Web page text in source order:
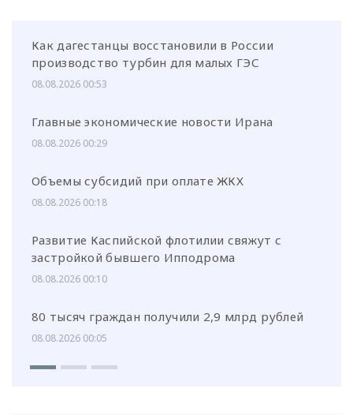
Как дагестанцы восстановили в России
производство турбин для малых ГЭС
08.08.2026 00:53
Главные экономические новости Ирана
08.08.2026 00:29
Объемы субсидий при оплате ЖКХ
08.08.2026 00:18
Развитие Каспийской флотилии свяжут с
застройкой бывшего Ипподрома
08.08.2026 00:10
80 тысяч граждан получили 2,9 млрд рублей
08.08.2026 00:05